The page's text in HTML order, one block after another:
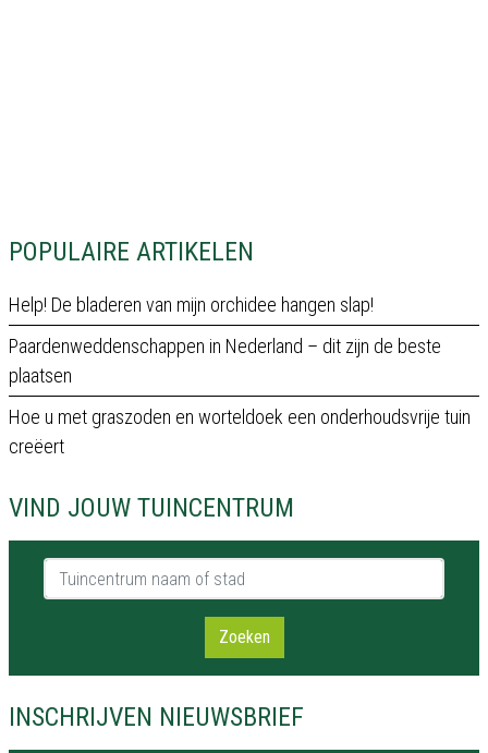
POPULAIRE ARTIKELEN
Help! De bladeren van mijn orchidee hangen slap!
Paardenweddenschappen in Nederland – dit zijn de beste
plaatsen
Hoe u met graszoden en worteldoek een onderhoudsvrije tuin
creëert
VIND JOUW TUINCENTRUM
Tuincentrum naam of stad
Zoeken
INSCHRIJVEN NIEUWSBRIEF